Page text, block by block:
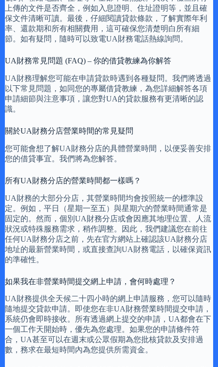
上傳的文件是否齊全，例如入息證明、住址證明等，並且確
保文件清晰可讀。最後，仔細閱讀貸款條款，了解實際年利
率、還款期和所有相關費用，這可確保您清楚明白所有細
節。如有疑問，隨時可以致電UA財務電話熱線詢問。
UA財務常見問題 (FAQ) – 你的借貸教練為你解答
UA財務理解您可能在申請貸款時遇到各種疑問。我們將透過
以下常見問題，如同您的專屬借貸教練，為您詳細解答各項
申請細節與注意事項，讓您對UA的貸款服務有更清晰的認
識。
關於UA財務分店營業時間的常見疑問
您可能會想了解UA財務分店的具體營業時間，以便妥善安排
您的借貸事宜。我們將為您解答。
所有UA財務分店的營業時間都一樣嗎？
UA財務的大部分分店，其營業時間均會按照統一的標準設
定。例如，平日（星期一至五）與星期六的營業時間通常是
固定的。然而，個別UA財務分店或會因應其地理位置、人流
狀況或特殊服務需求，稍作調整。因此，我們建議您在前往
任何UA財務分店之前，先在官方網站上確認該UA財務分店
地址的最新營業時間，或直接查詢UA財務電話，以確保資訊
的準確性。
如果我在非營業時間提交網上申請，會何時處理？
UA財務提供全天候二十四小時的網上申請服務，您可以隨時
隨地提交貸款申請。即使您在非UA財務營業時間提交申請，
系統仍會即時接收。所有透過網上提交的申請，UA都會在下
一個工作天開始時，優先為您處理。如果您的申請條件符
合，UA甚至可以在週末或公眾假期為您批核貸款及安排過
數，務求在最短時間內為您提供所需資金。